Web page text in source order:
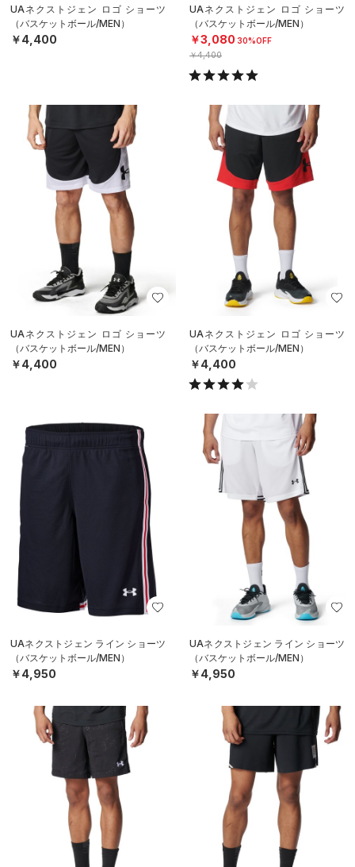
UAネクストジェン ロゴ ショーツ
（バスケットボール/MEN）
￥4,400
UAネクストジェン ロゴ ショーツ
（バスケットボール/MEN）
￥3,080 30%OFF
￥4,400
UAネクストジェン ロゴ ショーツ
（バスケットボール/MEN）
￥4,400
UAネクストジェン ロゴ ショーツ
（バスケットボール/MEN）
￥4,400
UAネクストジェン ライン ショーツ
（バスケットボール/MEN）
￥4,950
UAネクストジェン ライン ショーツ
（バスケットボール/MEN）
￥4,950